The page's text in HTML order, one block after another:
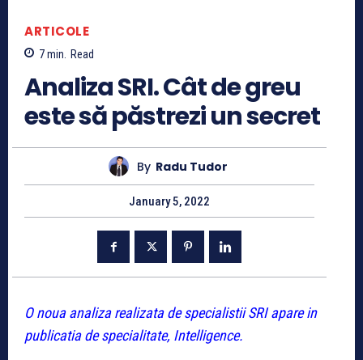
ARTICOLE
7min. Read
Analiza SRI. Cât de greu
este să păstrezi un secret
By Radu Tudor
January 5, 2022
O noua analiza realizata de specialistii SRI apare in
publicatia de specialitate, Intelligence.